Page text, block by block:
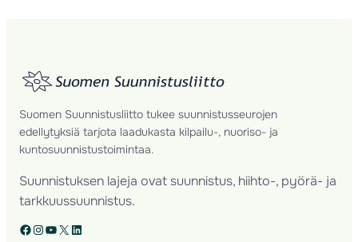
Suomen Suunnistusliitto tukee suunnistusseurojen
edellytyksiä tarjota laadukasta kilpailu-, nuoriso- ja
kuntosuunnistustoimintaa.
Suunnistuksen lajeja ovat suunnistus, hiihto-, pyörä- ja
tarkkuussuunnistus.
Facebook Instagram YouTube X LinkedIn